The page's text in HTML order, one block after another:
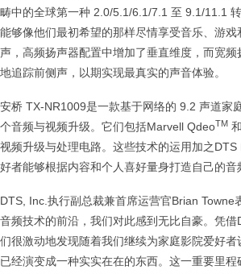
畴中的全球第一种 2.0/5.1/6.1/7.1 至 9.1/11.1
能够像他们最初希望的那样尽情享受音乐、游
声，高频扬声器配置中增加了垂直维度，而宽
地追踪前侧声，以期实现最真实的声音体验。
安桥 TX-NR1009是一款基于网络的 9.2 声道家
个音频与视频升级。它们包括Marvell QdeoTM
视频升级与处理电路。这些技术的运用加之
好者能够根据内容和个人喜好量身打造自己的音
DTS, Inc.执行副总裁兼首席运营官Brian Towne
音频技术的前沿，我们对此感到无比自豪。凭
们很激动地发现随着我们继续为家庭影院爱好
已经演变成一种实实在在的东西。这一重要里